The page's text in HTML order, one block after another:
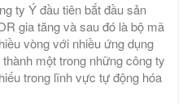
ty Ý đầu tiên bắt đầu sản
gia tăng và sau đó là bộ mã
vòng với nhiều ứng dụng
một trong những công ty
trong lĩnh vực tự động hóa